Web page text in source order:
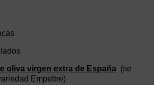
oliva virgen extra de España (se
Empeltre)